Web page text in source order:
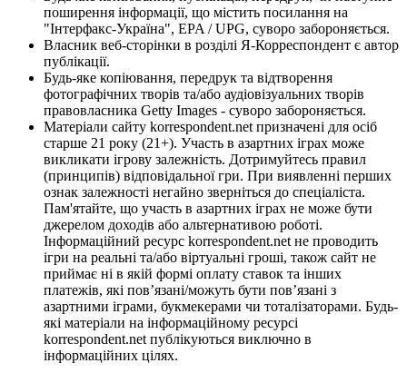
поширення інформації, що містить посилання на
"Інтерфакс-Україна", EPA / UPG, суворо забороняється.
Власник веб-сторінки в розділі Я-Корреспондент є автор
публікації.
Будь-яке копіювання, передрук та відтворення
фотографічних творів та/або аудіовізуальних творів
правовласника Getty Images - суворо забороняється.
Матеріали сайту korrespondent.net призначені для осіб
старше 21 року (21+). Участь в азартних іграх може
викликати ігрову залежність. Дотримуйтесь правил
(принципів) відповідальної гри. При виявленні перших
ознак залежності негайно зверніться до спеціаліста.
Пам'ятайте, що участь в азартних іграх не може бути
джерелом доходів або альтернативою роботі.
Інформаційний ресурс korrespondent.net не проводить
ігри на реальні та/або віртуальні гроші, також сайт не
приймає ні в якій формі оплату ставок та інших
платежів, які пов’язані/можуть бути пов’язані з
азартними іграми, букмекерами чи тоталізаторами. Будь-
які матеріали на інформаційному ресурсі
korrespondent.net публікуються виключно в
інформаційних цілях.